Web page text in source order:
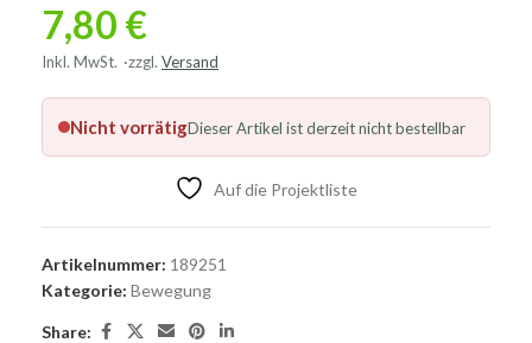
7,80 €
Inkl. MwSt. zzgl. Versand
Nicht vorrätigDieser Artikel ist derzeit nicht bestellbar
Auf die Projektliste
Artikelnummer: 189251
Kategorie: Bewegung
Share: